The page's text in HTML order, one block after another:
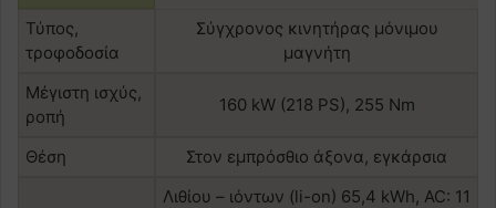
Τύπος,
τροφοδοσία
Σύγχρονος κινητήρας μόνιμου
μαγνήτη
Μέγιστη ισχύς,
ροπή
160 kW (218 PS), 255 Nm
Θέση Στον εμπρόσθιο άξονα, εγκάρσια
Λιθίου – ιόντων (li-on) 65,4 kWh, AC: 11